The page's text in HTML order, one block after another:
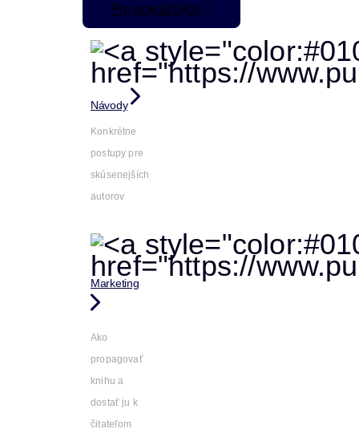
Pre pokročilých
Návody
Konkrétne
postupy pre
skúsenejších
autorov
Marketing
Ako
propagovať
knihu a
dostať ju k
čitateľom